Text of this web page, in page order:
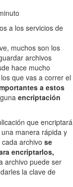
a los servicios de
muchos son los
archivos
hace mucho
que vas a correr el
a estos
encriptación
que encriptará
manera rápida y
archivo se
encriptarlos,
archivo puede ser
la clave de